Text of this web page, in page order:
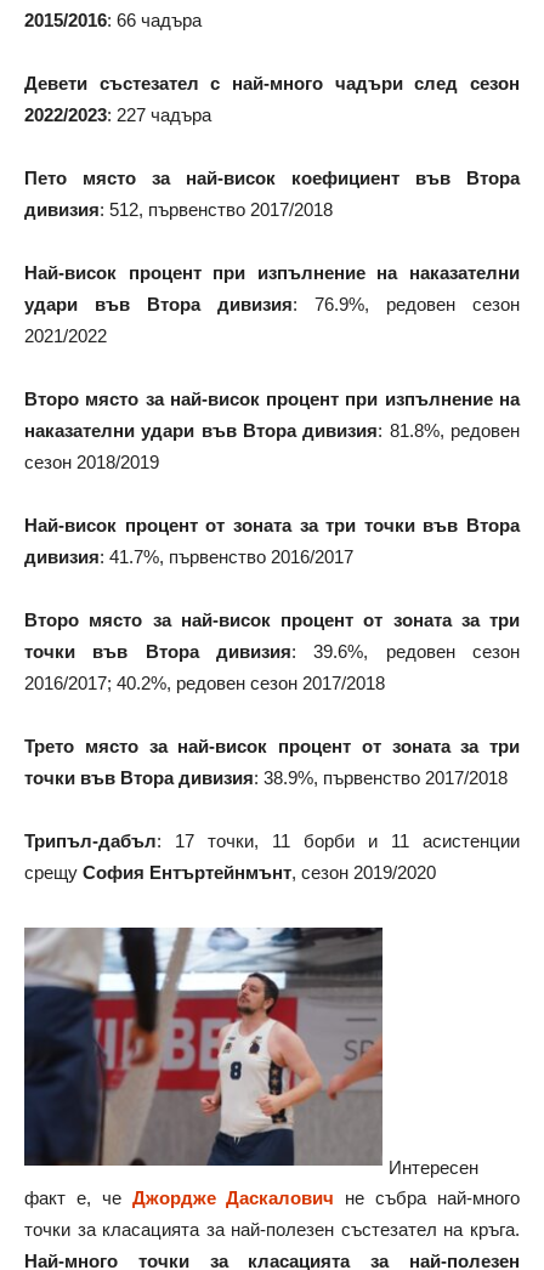
2015/2016: 66 чадъра
Девети състезател с най-много чадъри след сезон
2022/2023: 227 чадъра
Пето място за най-висок коефициент във Втора
дивизия: 512, първенство 2017/2018
Най-висок процент при изпълнение на наказателни
удари във Втора дивизия: 76.9%, редовен сезон
2021/2022
Второ място за най-висок процент при изпълнение на
наказателни удари във Втора дивизия: 81.8%, редовен
сезон 2018/2019
Най-висок процент от зоната за три точки във Втора
дивизия: 41.7%, първенство 2016/2017
Второ място за най-висок процент от зоната за три
точки във Втора дивизия: 39.6%, редовен сезон
2016/2017; 40.2%, редовен сезон 2017/2018
Трето място за най-висок процент от зоната за три
точки във Втора дивизия: 38.9%, първенство 2017/2018
Трипъл-дабъл: 17 точки, 11 борби и 11 асистенции
срещу София Ентъртейнмънт, сезон 2019/2020
Интересен
факт е, че Джордже Даскалович не събра най-много
точки за класацията за най-полезен състезател на кръга.
Най-много точки за класацията за най-полезен